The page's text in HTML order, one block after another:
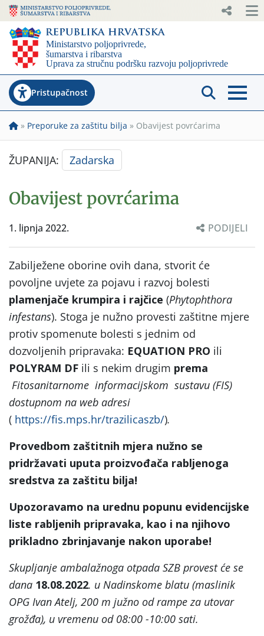
Pristupačnost
» Preporuke za zaštitu bilja » Obavijest povrćarima
ŽUPANIJA: Zadarska
Obavijest povrćarima
1. lipnja 2022. PODIJELI
Zabilježene oborine ovih dana, stvorit će
povoljne uvjete za pojavu i razvoj bolesti
plamenjače krumpira i rajčice (Phytophthora
infestans). Stoga je nužno provesti zaštitne mjere
protiv spomenute bolesti s jednim od
dozvoljenih pripravaka: EQUATION PRO ili
POLYRAM DF ili s nekim drugim prema
Fitosanitarnome informacijskom sustavu (FIS)
dostupnom na web adresi
( https://fis.mps.hr/trazilicaszb/).
Provedbom zaštitnih mjera nužno se
pridržavati uputa proizvođača rabljenoga
sredstva za zaštitu bilja!
Upozoravamo na urednu popunu evidencijske
liste rabljenih pripravaka, kao i na njihovo
prikladno zbrinjavanje nakon uporabe!
Skupljanje ambalažnoga otpada SZB provest će se
dana 18.08.2022. u Nadinskome blatu (maslinik
OPG Ivan Atelj, 200 m južno od rampe za utovar
grožđa), u vremenu od 08:00 -10:00 sati.